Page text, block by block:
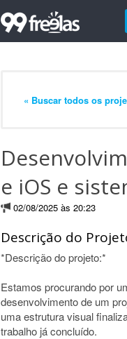
« Buscar todos os
e iOS e
02/08/2025 às 20:23
Descrição do
*Descrição do projeto:*
Estamos procurando por
desenvolvimento de um
uma estrutura visual
trabalho já concluído.